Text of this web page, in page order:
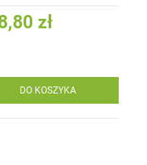
zł
DO KOSZYKA